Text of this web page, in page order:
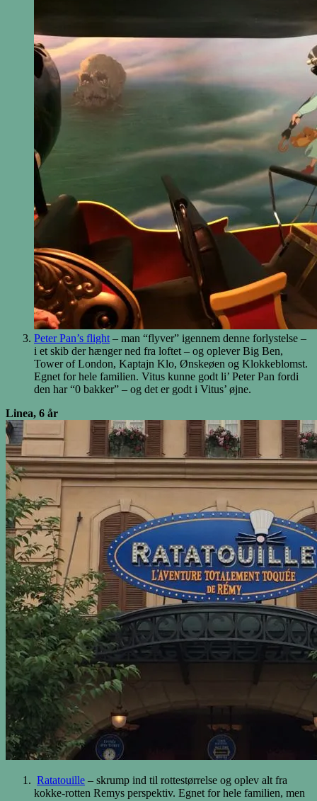
Peter Pan’s flight – man “flyver” igennem denne forlystelse –
i et skib der hænger ned fra loftet – og oplever Big Ben,
Tower of London, Kaptajn Klo, Ønskeøen og Klokkeblomst.
Egnet for hele familien. Vitus kunne godt li’ Peter Pan fordi
den har “0 bakker” – og det er godt i Vitus’ øjne.
Linea, 6 år
Ratatouille – skrump ind til rottestørrelse og oplev alt fra
kokke-rotten Remys perspektiv. Egnet for hele familien, men